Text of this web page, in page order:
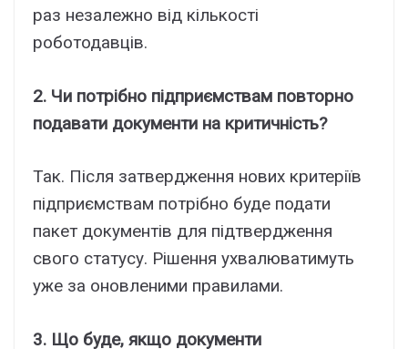
раз незалежно від кількості
роботодавців.
2. Чи потрібно підприємствам повторно
подавати документи на критичність?
Так. Після затвердження нових критеріїв
підприємствам потрібно буде подати
пакет документів для підтвердження
свого статусу. Рішення ухвалюватимуть
уже за оновленими правилами.
3. Що буде, якщо документи